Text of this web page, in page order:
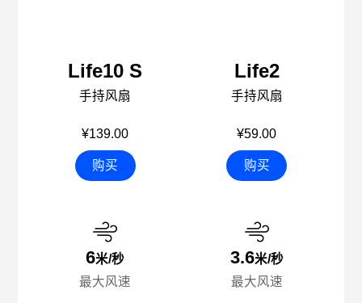
Life10 S
手持风扇
¥139.00
购买
6米/秒
最大风速
Life2
手持风扇
¥59.00
购买
3.6米/秒
最大风速